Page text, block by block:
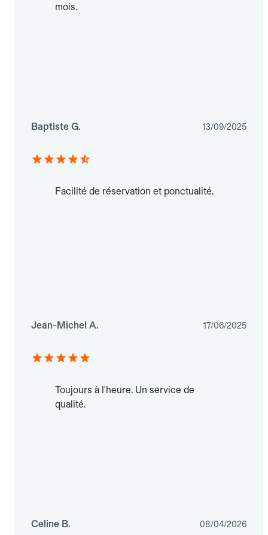
mois.
Baptiste G. 13/09/2025
Facilité de réservation et ponctualité.
Jean-Michel A. 17/06/2025
Toujours à l'heure. Un service de
qualité.
Celine B. 08/04/2026